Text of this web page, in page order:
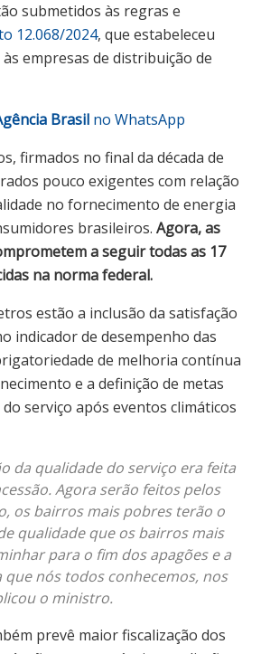
submetidos às regras e
12.068/2024, que estabeleceu
empresas de distribuição de
Brasil no WhatsApp
firmados no final da década de
pouco exigentes com relação
no fornecimento de energia
brasileiros. Agora, as
a seguir todas as 17
na norma federal.
estão a inclusão da satisfação
indicador de desempenho das
de melhoria contínua
e a definição de metas
serviço após eventos climáticos
da qualidade do serviço era feita
Agora serão feitos pelos
os bairros mais pobres terão o
qualidade que os bairros mais
para o fim dos apagões e a
nós todos conhecemos, nos
o ministro.
prevê maior fiscalização dos